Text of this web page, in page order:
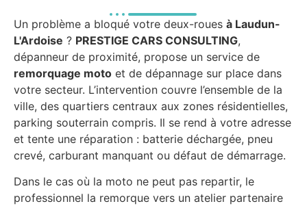
Un problème a bloqué votre deux-roues à Laudun-
L'Ardoise ? PRESTIGE CARS CONSULTING,
dépanneur de proximité, propose un service de
remorquage moto et de dépannage sur place dans
votre secteur. L’intervention couvre l’ensemble de la
ville, des quartiers centraux aux zones résidentielles,
parking souterrain compris. Il se rend à votre adresse
et tente une réparation : batterie déchargée, pneu
crevé, carburant manquant ou défaut de démarrage.
Dans le cas où la moto ne peut pas repartir, le
professionnel la remorque vers un atelier partenaire